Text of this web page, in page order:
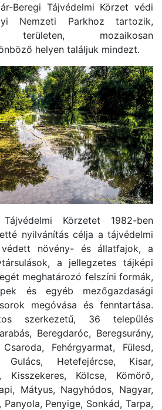
Beregi Tájvédelmi Körzet védi
Nemzeti Parkhoz tartozik,
területen, mozaikosan
helyen találjuk mindezt.
Körzetet 1982-ben
nyilvánítás célja a tájvédelmi
növény- és állatfajok, a
a jellegzetes tájképi
meghatározó felszíni formák,
és egyéb mezőgazdasági
megóvása és fenntartása.
szerkezetű, 36 település
Beregdaróc, Beregsurány,
Fehérgyarmat, Fülesd,
Gulács, Hetefejércse, Kisar,
Kisszekeres, Kölcse, Kömörő,
Mátyus, Nagyhódos, Nagyar,
Penyige, Sonkád, Tarpa,